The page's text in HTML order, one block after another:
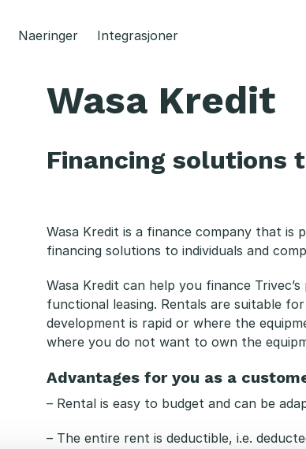
Naeringer Integrasjoner
Wasa Kredit
Financing solutions
Wasa Kredit is a finance company that
financing solutions to individuals and
Wasa Kredit can help you finance
functional leasing. Rentals are suitable
development is rapid or where the
where you do not want to own the
Advantages for you as a
– Rental is easy to budget and can be
– The entire rent is deductible, i.e.